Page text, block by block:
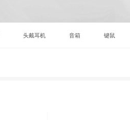
头戴耳机 音箱 键鼠